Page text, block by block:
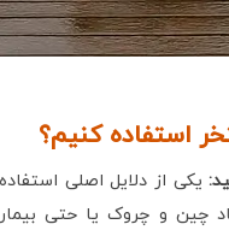
استفاده کنیم؟
چین و چروک یا حتی